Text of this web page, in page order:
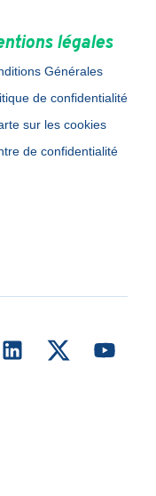
légales
Générales
de confidentialité
sur les cookies
de confidentialité